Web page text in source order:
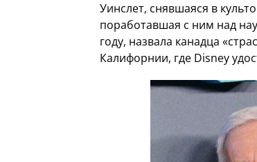
Уинслет, снявшаяся в
поработавшая с ним над
году, назвала канадца
Калифорнии, где Disney